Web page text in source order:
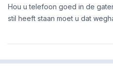
Hou u telefoon goed in de
stil heeft staan moet u dat